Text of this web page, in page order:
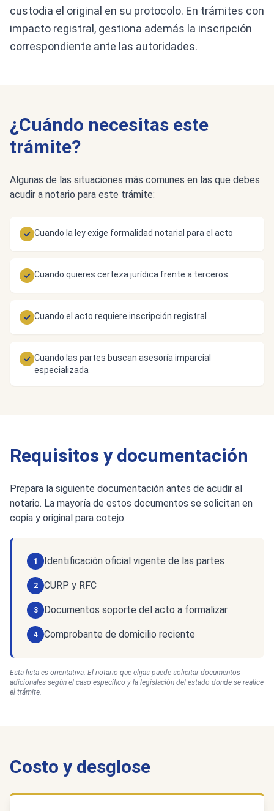
custodia el original en su protocolo. En trámites con
impacto registral, gestiona además la inscripción
correspondiente ante las autoridades.
¿Cuándo necesitas este
trámite?
Algunas de las situaciones más comunes en las que debes
acudir a notario para este trámite:
✓ Cuando la ley exige formalidad notarial para el acto
✓ Cuando quieres certeza jurídica frente a terceros
✓ Cuando el acto requiere inscripción registral
✓ Cuando las partes buscan asesoría imparcial
especializada
Requisitos y documentación
Prepara la siguiente documentación antes de acudir al
notario. La mayoría de estos documentos se solicitan en
copia y original para cotejo:
1 Identificación oficial vigente de las partes
2 CURP y RFC
3 Documentos soporte del acto a formalizar
4 Comprobante de domicilio reciente
Esta lista es orientativa. El notario que elijas puede solicitar documentos
adicionales según el caso específico y la legislación del estado donde se realice
el trámite.
Costo y desglose